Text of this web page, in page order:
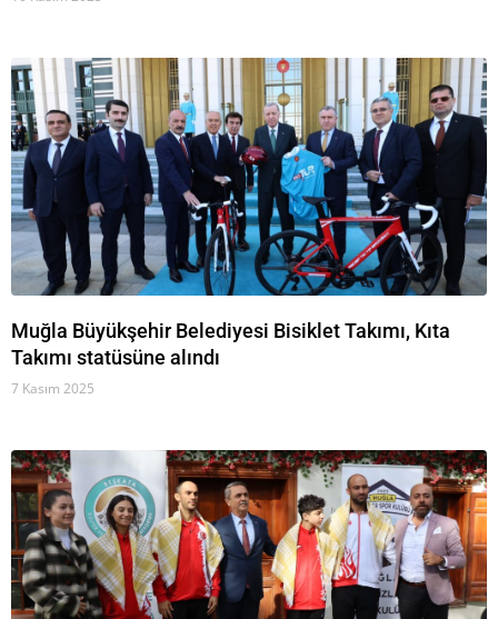
Muğla Büyükşehir Belediyesi Bisiklet Takımı, Kıta
Takımı statüsüne alındı
7 Kasım 2025